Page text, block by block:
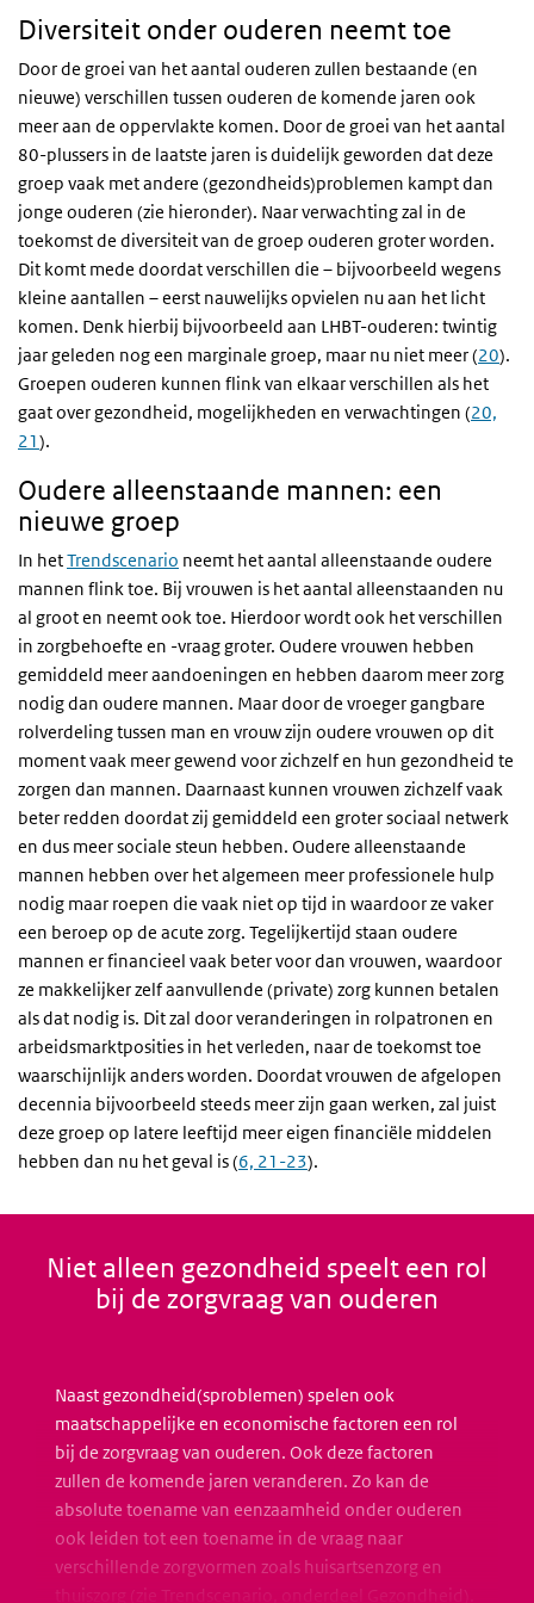
Mannen Vrouwen
25-29 50-54
10
Diversiteit onder ouderen neemt toe
Door de groei van het aantal ouderen zullen bestaande (en
nieuwe) verschillen tussen ouderen de komende jaren ook
meer aan de oppervlakte komen. Door de groei van het aantal
80-plussers in de laatste jaren is duidelijk geworden dat deze
groep vaak met andere (gezondheids)problemen kampt dan
jonge ouderen (zie hieronder). Naar verwachting zal in de
toekomst de diversiteit van de groep ouderen groter worden.
Dit komt mede doordat verschillen die – bijvoorbeeld wegens
kleine aantallen – eerst nauwelijks opvielen nu aan het licht
komen. Denk hierbij bijvoorbeeld aan LHBT-ouderen: twintig
jaar geleden nog een marginale groep, maar nu niet meer (20).
Groepen ouderen kunnen flink van elkaar verschillen als het
gaat over gezondheid, mogelijkheden en verwachtingen (20,
21).
Oudere alleenstaande mannen: een
nieuwe groep
In hetTrendscenario neemt het aantal alleenstaande oudere
mannen flink toe. Bij vrouwen is het aantal alleenstaanden nu
al groot en neemt ook toe. Hierdoor wordt ook het verschillen
in zorgbehoefte en -vraag groter. Oudere vrouwen hebben
gemiddeld meer aandoeningen en hebben daarom meer zorg
nodig dan oudere mannen. Maar door de vroeger gangbare
rolverdeling tussen man en vrouw zijn oudere vrouwen op dit
moment vaak meer gewend voor zichzelf en hun gezondheid te
zorgen dan mannen. Daarnaast kunnen vrouwen zichzelf vaak
beter redden doordat zij gemiddeld een groter sociaal netwerk
en dus meer sociale steun hebben. Oudere alleenstaande
mannen hebben over het algemeen meer professionele hulp
nodig maar roepen die vaak niet op tijd in waardoor ze vaker
een beroep op de acute zorg. Tegelijkertijd staan oudere
mannen er financieel vaak beter voor dan vrouwen, waardoor
ze makkelijker zelf aanvullende (private) zorg kunnen betalen
als dat nodig is. Dit zal door veranderingen in rolpatronen en
arbeidsmarktposities in het verleden, naar de toekomst toe
waarschijnlijk anders worden. Doordat vrouwen de afgelopen
decennia bijvoorbeeld steeds meer zijn gaan werken, zal juist
deze groep op latere leeftijd meer eigen financiële middelen
hebben dan nu het geval is (6, 21-23).
Niet alleen gezondheid speelt een rol
bij de zorgvraag van ouderen
Naast gezondheid(sproblemen) spelen ook
maatschappelijke en economische factoren een rol
bij de zorgvraag van ouderen. Ook deze factoren
zullen de komende jaren veranderen. Zo kan de
absolute toename van eenzaamheid onder ouderen
ook leiden tot een toename in de vraag naar
verschillende zorgvormen zoals huisartsenzorg en
thuiszorg ( zie Trendscenario, onderdeel Gezondheid